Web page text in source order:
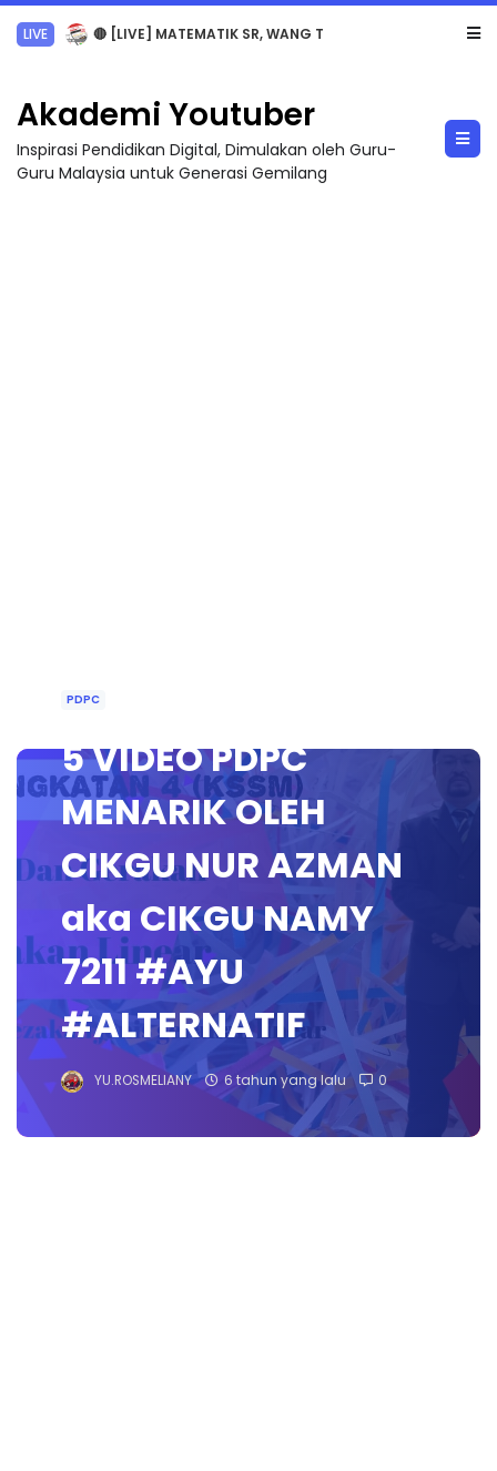
Sejarah Tingkatan 4
Akademi Youtuber
Inspirasi Pendidikan Digital, Dimulakan oleh Guru-
Guru Malaysia untuk Generasi Gemilang
PDPC
5 VIDEO PDPC
MENARIK OLEH
CIKGU NUR AZMAN
aka CIKGU NAMY
7211 #AYU
#ALTERNATIF
YU.ROSMELIANY 6 tahun yang lalu 0